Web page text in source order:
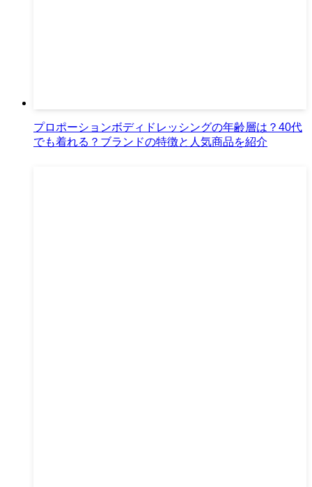
プロポーションボディドレッシングの年齢層は？40代
でも着れる？ブランドの特徴と人気商品を紹介